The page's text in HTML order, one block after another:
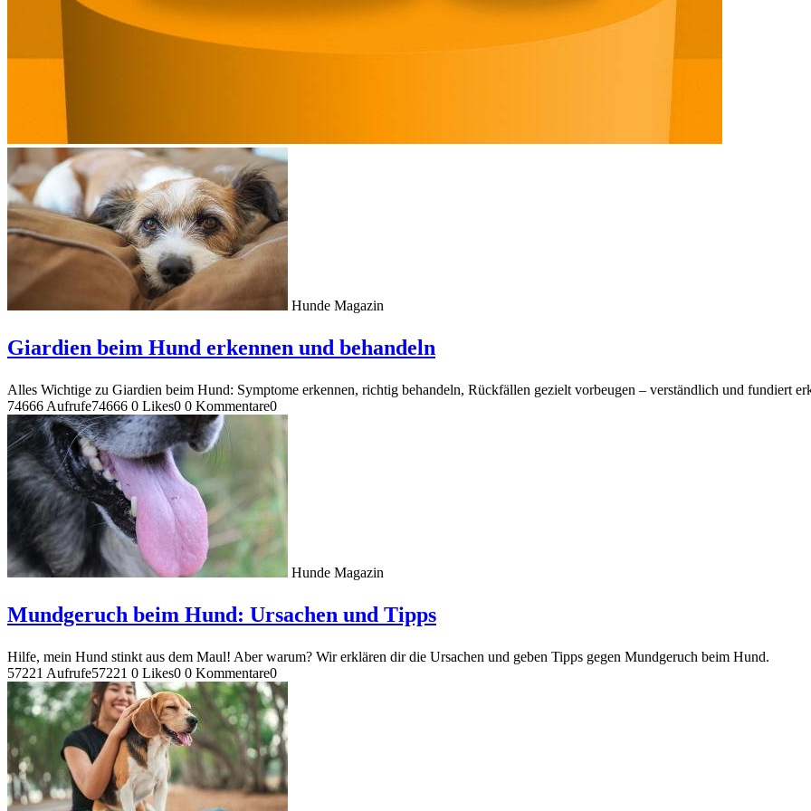
Hunde Magazin
Giardien beim Hund erkennen und behandeln
Alles Wichtige zu Giardien beim Hund: Symptome erkennen, richtig behandeln, Rückfällen gezielt vorbeugen – verständlich und fundiert
74666 Aufrufe74666 0 Likes0 0 Kommentare0
Hunde Magazin
Mundgeruch beim Hund: Ursachen und Tipps
Hilfe, mein Hund stinkt aus dem Maul! Aber warum? Wir erklären dir die Ursachen und geben Tipps gegen Mundgeruch beim Hund.
57221 Aufrufe57221 0 Likes0 0 Kommentare0